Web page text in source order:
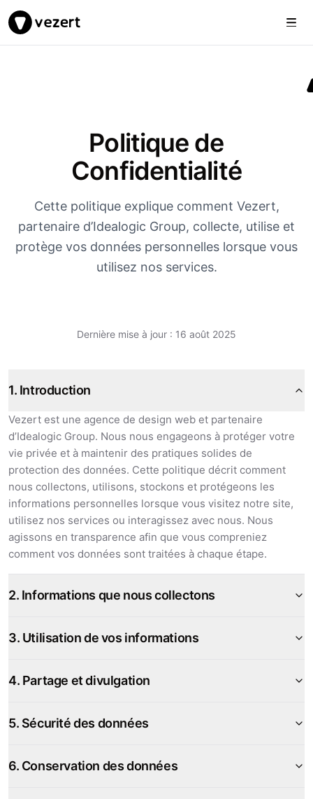
Vezert
Politique de
Confidentialité
Cette politique explique comment Vezert,
partenaire d’Idealogic Group, collecte, utilise et
protège vos données personnelles lorsque vous
utilisez nos services.
Dernière mise à jour : 16 août 2025
1. Introduction
Vezert est une agence de design web et partenaire
d’Idealogic Group. Nous nous engageons à protéger votre
vie privée et à maintenir des pratiques solides de
protection des données. Cette politique décrit comment
nous collectons, utilisons, stockons et protégeons les
informations personnelles lorsque vous visitez notre site,
utilisez nos services ou interagissez avec nous. Nous
agissons en transparence afin que vous compreniez
comment vos données sont traitées à chaque étape.
2. Informations que nous collectons
3. Utilisation de vos informations
4. Partage et divulgation
5. Sécurité des données
6. Conservation des données